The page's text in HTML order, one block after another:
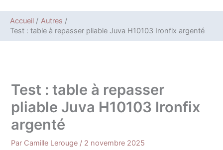
Accueil
Autres
Test : table à repasser pliable Juva H10103 Ironfix argenté
Test : table à repasser
pliable Juva H10103 Ironfix
argenté
Par Camille Lerouge / 2 novembre 2025